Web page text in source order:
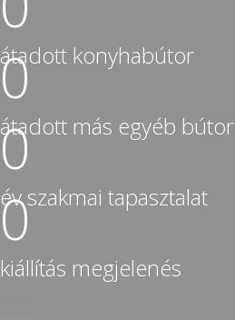
átadott konyhabútor
0
átadott más egyéb bútor
0
év szakmai tapasztalat
0
kiállítás megjelenés